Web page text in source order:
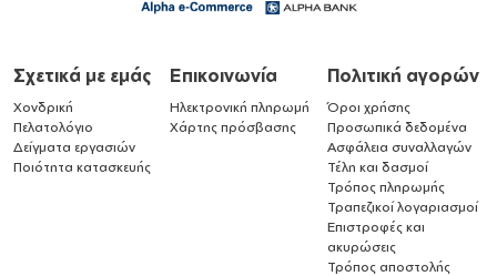
Σχετικά με εμάς
Χονδρική
Πελατολόγιο
Δείγματα εργασιών
Ποιότητα κατασκευής
Επικοινωνία
Ηλεκτρονική πληρωμή
Χάρτης πρόσβασης
Πολιτική αγορών
Όροι χρήσης
Προσωπικά δεδομένα
Ασφάλεια συναλλαγών
Τέλη και δασμοί
Τρόπος πληρωμής
Τραπεζικοί λογαριασμοί
Επιστροφές και
ακυρώσεις
Τρόπος αποστολής